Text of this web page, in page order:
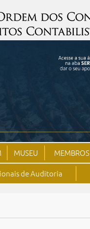
MUSEU MEMBROS
de Auditoria